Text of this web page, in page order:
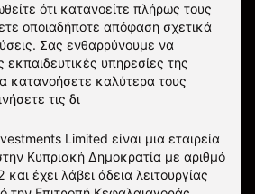
ότι κατανοείτε πλήρως τους
οποιαδήποτε απόφαση σχετικά
Σας ενθαρρύνουμε να
εκπαιδευτικές υπηρεσίες της
κατανοήσετε καλύτερα τους
τις δι
Limited είναι μια εταιρεία
Κυπριακή Δημοκρατία με αριθμό
έχει λάβει άδεια λειτουργίας